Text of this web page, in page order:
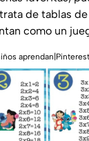
de tablas
como un
aprendan|Pinterest